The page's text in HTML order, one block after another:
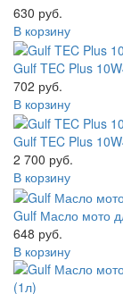
630 руб.
В корзину
Gulf TEC Plus
702 руб.
В корзину
Gulf TEC Plus
2 700 руб.
В корзину
Gulf Масло мото
648 руб.
В корзину